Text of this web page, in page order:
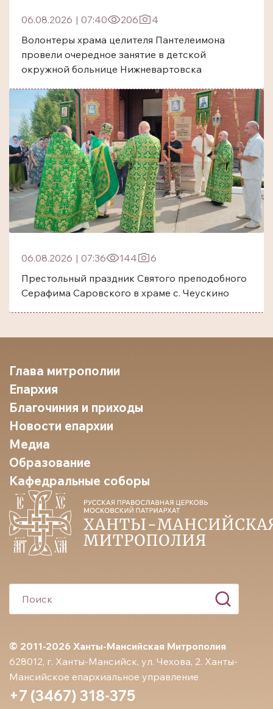
06.08.2026 | 07:40 206
4
Волонтеры храма целителя Пантелеимона
провели очередное занятие в детской
окружной больнице Нижневартовска
06.08.2026 | 07:36 144
6
Престольный праздник Святого преподобного
Серафима Саровского в храме с. Чеускино
© 2011-2026 Ханты-Мансийская Митрополия
628012, г. Ханты-Мансийск, ул. Чехова, 2. Ханты-
Мансийское епархиальное управление
+7 (3467) 318-375
Глава митрополии
Епархия
Благочиния и приходы
Новости епархии
Медиа
Образование
Кафедральные соборы